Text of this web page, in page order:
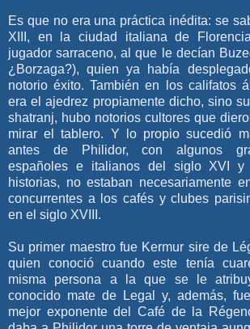
Es que no era una práctica inédita: se
XIII, en la ciudad italiana de
jugador sarraceno, al que le decían
¿Borzaga?), quien ya había
notorio éxito. También en los califatos
era el ajedrez propiamente dicho, sino
shatranj, hubo notorios cultores que
mirar el tablero. Y lo propio sucedió
antes de Philidor, con algunos
españoles e italianos del siglo XVI y
historias, no estaban necesariamente
concurrentes a los cafés y clubes
en el siglo XVIII.
Su primer maestro fue Kermur sire de
quien conoció cuando este tenía
misma persona a la que se le
conocido mate de Legal y, además,
mejor exponente del Café de la